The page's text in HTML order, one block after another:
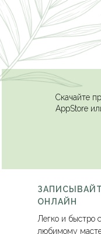
Скачайте
AppStore
Легко и быстро
любимому
ОНЛАЙН